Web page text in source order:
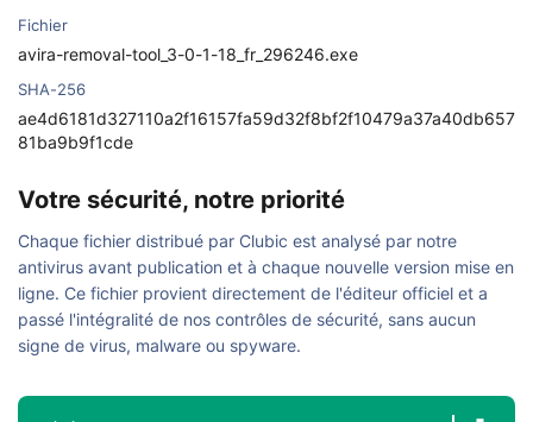
Fichier
avira-removal-tool_3-0-1-18_fr_296246.exe
SHA-256
ae4d6181d327110a2f16157fa59d32f8bf2f10479a37a40db657
81ba9b9f1cde
Votre sécurité, notre priorité
Chaque fichier distribué par Clubic est analysé par notre
antivirus avant publication et à chaque nouvelle version mise en
ligne. Ce fichier provient directement de l'éditeur officiel et a
passé l'intégralité de nos contrôles de sécurité, sans aucun
signe de virus, malware ou spyware.